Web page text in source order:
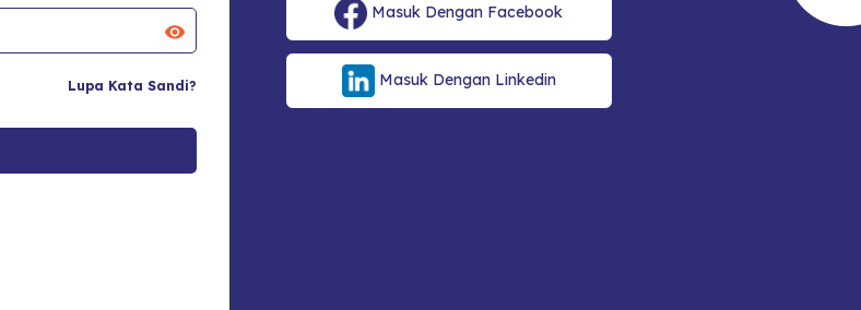
Lupa Kata Sandi?
Masuk Dengan Facebook
Masuk Dengan Linkedin